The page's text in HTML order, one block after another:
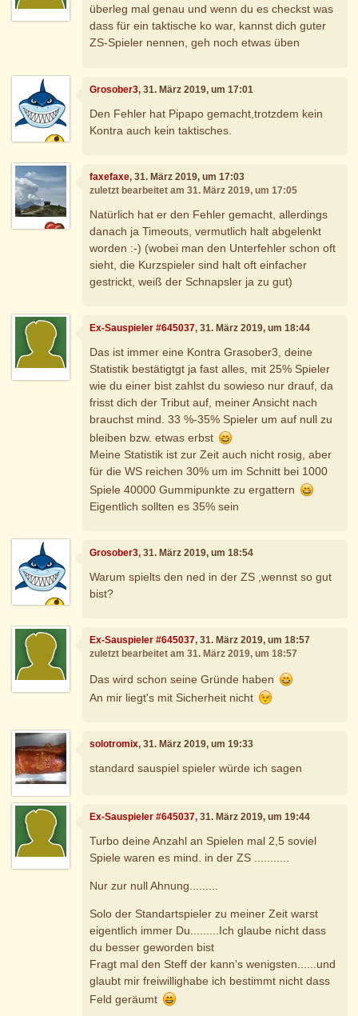
überleg mal genau und wenn du es checkst was
dass für ein taktische ko war, kannst dich guter
ZS-Spieler nennen, geh noch etwas üben
Grosober3, 31. März 2019, um 17:01
Den Fehler hat Pipapo gemacht,trotzdem kein
Kontra auch kein taktisches.
faxefaxe, 31. März 2019, um 17:03
zuletzt bearbeitet am 31. März 2019, um 17:05
Natürlich hat er den Fehler gemacht, allerdings
danach ja Timeouts, vermutlich halt abgelenkt
worden :-) (wobei man den Unterfehler schon oft
sieht, die Kurzspieler sind halt oft einfacher
gestrickt, weiß der Schnapsler ja zu gut)
Ex-Sauspieler #645037, 31. März 2019, um 18:44
Das ist immer eine Kontra Grasober3, deine
Statistik bestätigtgt ja fast alles, mit 25% Spieler
wie du einer bist zahlst du sowieso nur drauf, da
frisst dich der Tribut auf, meiner Ansicht nach
brauchst mind. 33 %-35% Spieler um auf null zu
bleiben bzw. etwas erbst
Meine Statistik ist zur Zeit auch nicht rosig, aber
für die WS reichen 30% um im Schnitt bei 1000
Spiele 40000 Gummipunkte zu ergattern
Eigentlich sollten es 35% sein
Grosober3, 31. März 2019, um 18:54
Warum spielts den ned in der ZS ,wennst so gut
bist?
Ex-Sauspieler #645037, 31. März 2019, um 18:57
zuletzt bearbeitet am 31. März 2019, um 18:57
Das wird schon seine Gründe haben
An mir liegt's mit Sicherheit nicht
solotromix, 31. März 2019, um 19:33
standard sauspiel spieler würde ich sagen
Ex-Sauspieler #645037, 31. März 2019, um 19:44
Turbo deine Anzahl an Spielen mal 2,5 soviel
Spiele waren es mind. in der ZS ...........
Nur zur null Ahnung.........
Solo der Standartspieler zu meiner Zeit warst
eigentlich immer Du.........Ich glaube nicht dass
du besser geworden bist
Fragt mal den Steff der kann's wenigsten......und
glaubt mir freiwillighabe ich bestimmt nicht dass
Feld geräumt